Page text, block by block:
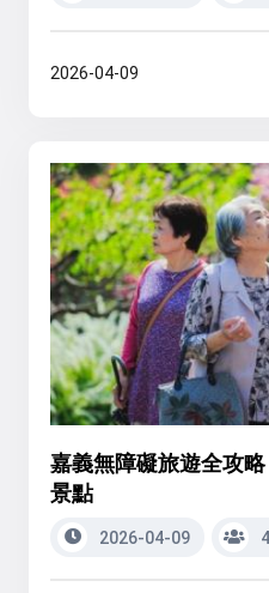
2026-04-09
嘉義無障礙旅遊全攻
景點
2026-04-09